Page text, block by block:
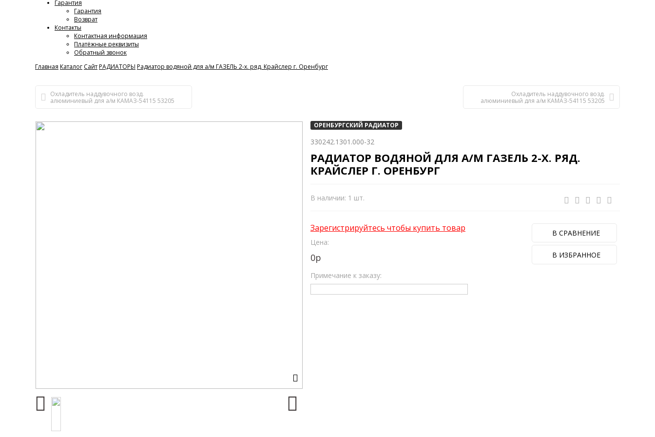
Гарантия
Гарантия
Возврат
Контакты
Контактная информация
Платёжные реквизиты
Обратный звонок
Главная Каталог СайтРАДИАТОРЫ Радиатор водяной для а/м ГАЗЕЛЬ 2-х. ряд. Крайслер г. Оренбург
Охладитель наддувочного возд.
алюминиевый для а/м КАМАЗ-54115 53205
Охладитель наддувочного возд.
алюминиевый для а/м КАМАЗ-54115 53205
ОРЕНБУРГСКИЙ РАДИАТОР
330242.1301.000-32
РАДИАТОР ВОДЯНОЙ ДЛЯ А/М ГАЗЕЛЬ 2-Х. РЯД.
КРАЙСЛЕР Г. ОРЕНБУРГ
В наличии: 1 шт.
Зарегистрируйтесь чтобы купить товар
Цена:
0р
Примечание к заказу:
В СРАВНЕНИЕ
В ИЗБРАННОЕ